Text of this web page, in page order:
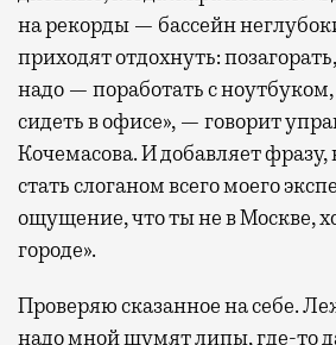
на рекорды — бассейн
приходят отдохнуть:
надо — поработать с ноутбуком,
сидеть в офисе», — говорит
Кочемасова. И добавляет
стать слоганом всего моего
ощущение, что ты не в Москве,
городе».
Проверяю сказанное на себе.
надо мной шумят липы, где-то